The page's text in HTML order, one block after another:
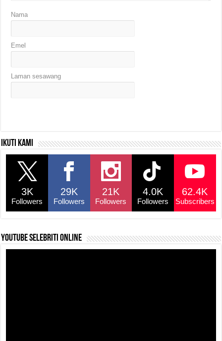
Nama
Emel
Laman sesawang
Ikuti kami
3K
Followers
29K
Followers
21K
Followers
4.0K
Followers
62.4K
Subscribers
YouTube selebriti online